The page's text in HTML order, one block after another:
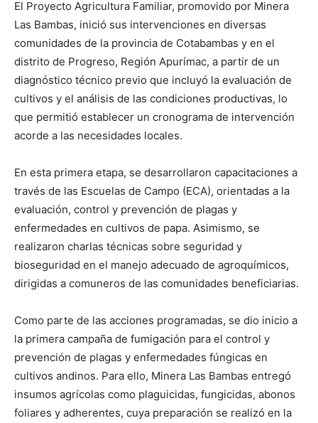
El Proyecto Agricultura Familiar, promovido por Minera
Las Bambas, inició sus intervenciones en diversas
comunidades de la provincia de Cotabambas y en el
distrito de Progreso, Región Apurímac, a partir de un
diagnóstico técnico previo que incluyó la evaluación de
cultivos y el análisis de las condiciones productivas, lo
que permitió establecer un cronograma de intervención
acorde a las necesidades locales.
En esta primera etapa, se desarrollaron capacitaciones a
través de las Escuelas de Campo (ECA), orientadas a la
evaluación, control y prevención de plagas y
enfermedades en cultivos de papa. Asimismo, se
realizaron charlas técnicas sobre seguridad y
bioseguridad en el manejo adecuado de agroquímicos,
dirigidas a comuneros de las comunidades beneficiarias.
Como parte de las acciones programadas, se dio inicio a
la primera campaña de fumigación para el control y
prevención de plagas y enfermedades fúngicas en
cultivos andinos. Para ello, Minera Las Bambas entregó
insumos agrícolas como plaguicidas, fungicidas, abonos
foliares y adherentes, cuya preparación se realizó en la